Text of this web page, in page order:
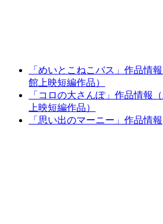
「めいとこねこバス」作品情
館上映短編作品）
「コロの大さんぽ」作品情報
上映短編作品）
「思い出のマーニー」作品情報